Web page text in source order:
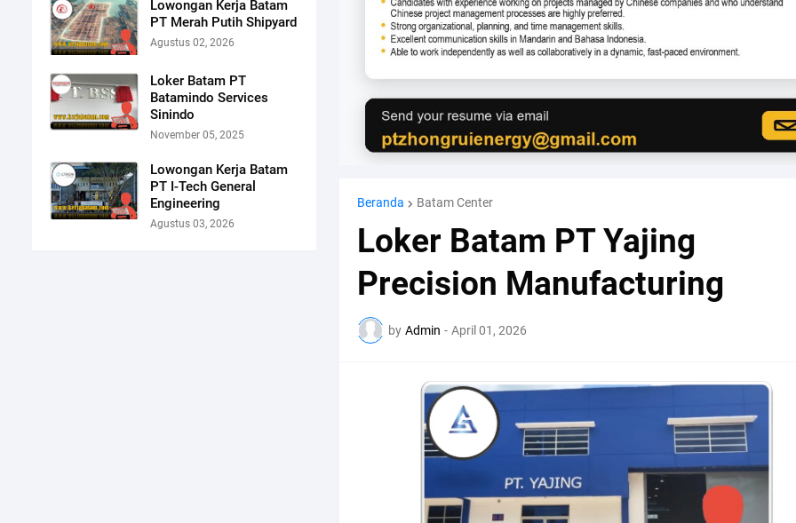
Lowongan Kerja Batam
PT Merah Putih Shipyard
Agustus 02, 2026
Loker Batam PT
Batamindo Services
Sinindo
November 05, 2025
Lowongan Kerja Batam
PT I-Tech General
Engineering
Agustus 03, 2026
Beranda Batam Center
Loker Batam PT Yajing
Precision Manufacturing
by Admin - April 01, 2026